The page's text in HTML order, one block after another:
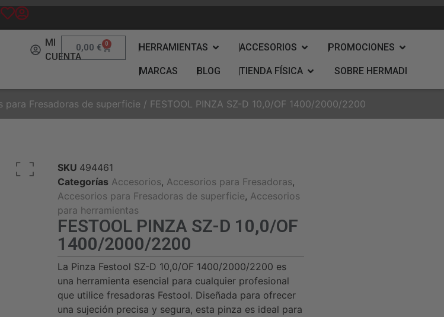
MI
CUENTA
0,00 € 0 HERRAMIENTAS ACCESORIOS PROMOCIONES
MARCAS BLOG TIENDA FÍSICA SOBRE HERMADI
para Fresadoras de superficie / FESTOOL PINZA SZ-D 10,0/OF 1400/2000/2200
SKU 494461
Categorías Accesorios, Accesorios para Fresadoras,
Accesorios para Fresadoras de superficie, Accesorios
para herramientas
FESTOOL PINZA SZ-D 10,0/OF
1400/2000/2200
La Pinza Festool SZ-D 10,0/OF 1400/2000/2200 es
una herramienta esencial para cualquier profesional
que utilice fresadoras Festool. Diseñada para ofrecer
una sujeción precisa y segura, esta pinza es ideal para